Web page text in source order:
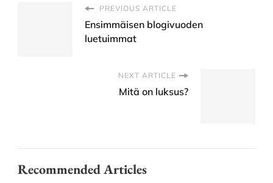
PREVIOUS ARTICLE
Ensimmäisen blogivuoden
luetuimmat
NEXT ARTICLE
Mitä on luksus?
Recommended Articles